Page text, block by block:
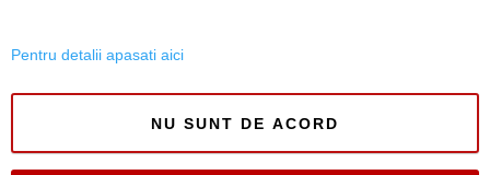
Pentru detalii apasati aici
NU SUNT DE ACORD